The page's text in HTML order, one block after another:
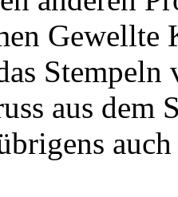
Stempeln
aus dem